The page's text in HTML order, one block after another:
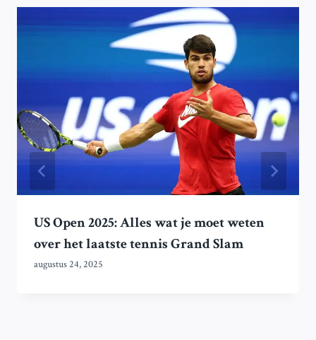
US Open 2025: Alles wat je moet weten
over het laatste tennis Grand Slam
augustus 24, 2025